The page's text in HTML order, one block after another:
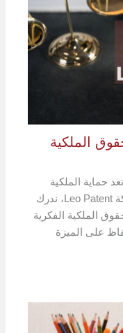
الملكية
حماية الملكية
الفكرية (IP) أمرًا بالغ الأهمية. في شركة Leo Patent، ندرك
الملكية الفكرية
على الميزة